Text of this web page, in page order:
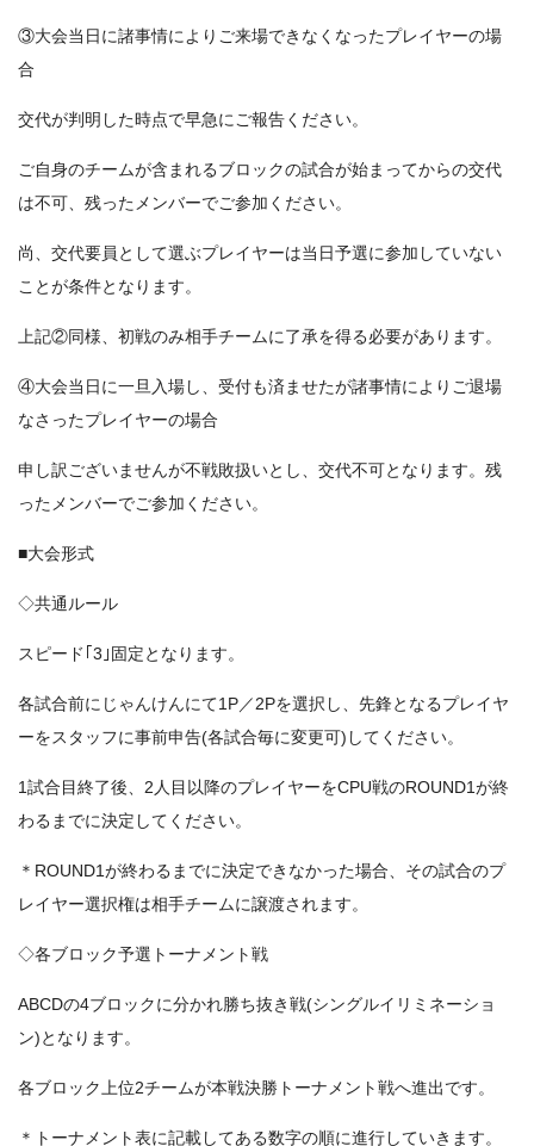
③大会当日に諸事情によりご来場できなくなったプレイヤーの場
合
交代が判明した時点で早急にご報告ください。
ご自身のチームが含まれるブロックの試合が始まってからの交代
は不可、残ったメンバーでご参加ください。
尚、交代要員として選ぶプレイヤーは当日予選に参加していない
ことが条件となります。
上記②同様、初戦のみ相手チームに了承を得る必要があります。
④大会当日に一旦入場し、受付も済ませたが諸事情によりご退場
なさったプレイヤーの場合
申し訳ございませんが不戦敗扱いとし、交代不可となります。残
ったメンバーでご参加ください。
■大会形式
◇共通ルール
スピード｢3｣固定となります。
各試合前にじゃんけんにて1P／2Pを選択し、先鋒となるプレイヤ
ーをスタッフに事前申告(各試合毎に変更可)してください。
1試合目終了後、2人目以降のプレイヤーをCPU戦のROUND1が終
わるまでに決定してください。
＊ROUND1が終わるまでに決定できなかった場合、その試合のプ
レイヤー選択権は相手チームに譲渡されます。
◇各ブロック予選トーナメント戦
ABCDの4ブロックに分かれ勝ち抜き戦(シングルイリミネーショ
ン)となります。
各ブロック上位2チームが本戦決勝トーナメント戦へ進出です。
＊トーナメント表に記載してある数字の順に進行していきます。